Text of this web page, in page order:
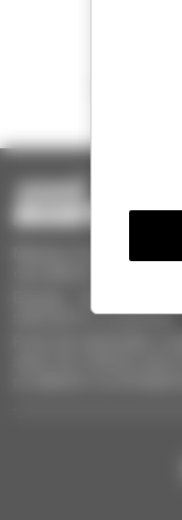
1 de cada
selección y compárelos.